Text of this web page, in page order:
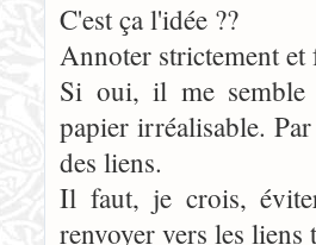
C'est ça l'idée ??
Annoter strictement et
Si oui, il me semble
papier irréalisable.
des liens.
Il faut, je crois,
renvoyer vers les